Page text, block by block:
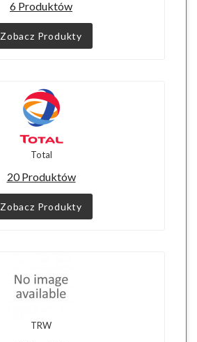
6 Produktów
Zobacz Produkty
Total
20 Produktów
Zobacz Produkty
TRW